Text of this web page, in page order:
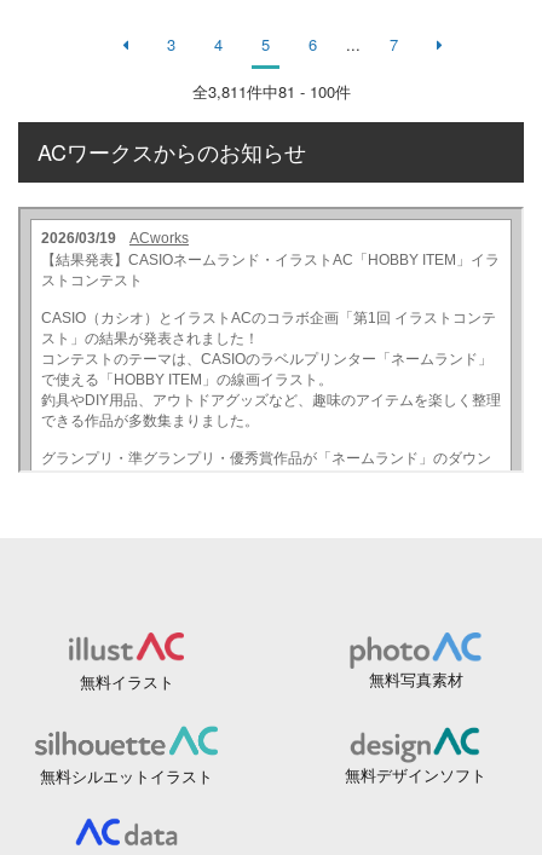
3 4 5 6 ... 7
全3,811件中81 - 100件
ACワークスからのお知らせ
無料イラスト 無料写真素材
無料シルエットイラスト 無料デザインソフト